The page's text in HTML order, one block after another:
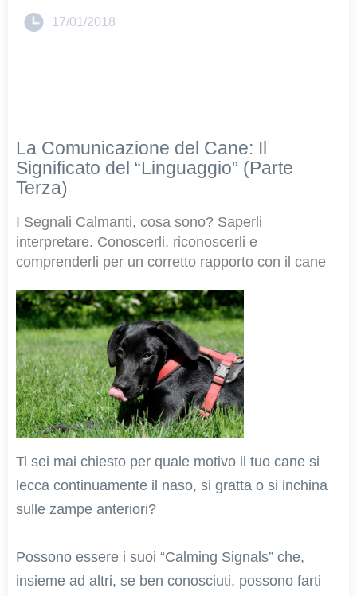
17/01/2018
La Comunicazione del Cane: Il
Significato del “Linguaggio” (Parte
Terza)
I Segnali Calmanti, cosa sono? Saperli
interpretare. Conoscerli, riconoscerli e
comprenderli per un corretto rapporto con il cane
Ti sei mai chiesto per quale motivo il tuo cane si
lecca continuamente il naso, si gratta o si inchina
sulle zampe anteriori?
Possono essere i suoi “Calming Signals” che,
insieme ad altri, se ben conosciuti, possono farti